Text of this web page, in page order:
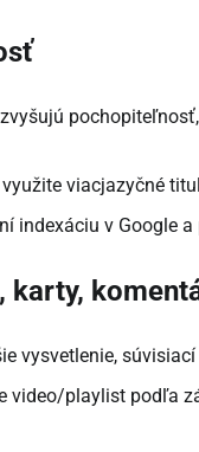
zvyšujú
viacjazyčné
indexáciu v Google
karty,
vysvetlenie,
video/playlist podľa